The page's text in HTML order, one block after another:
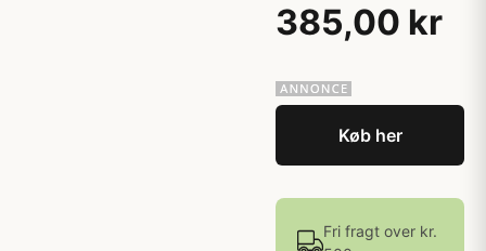
385,00 kr
Køb her
Fri fragt over kr.